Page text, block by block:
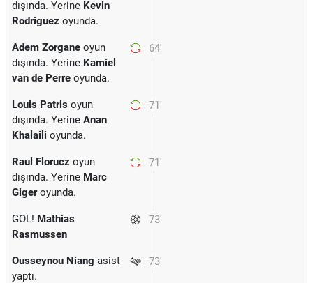
dışında. Yerine Kevin
Rodriguez oyunda.
64'
Adem Zorgane oyun
dışında. Yerine Kamiel
van de Perre oyunda.
71'
Louis Patris oyun
dışında. Yerine Anan
Khalaili oyunda.
71'
Raul Florucz oyun
dışında. Yerine Marc
Gigeroyunda.
73'
GOL! Mathias
Rasmussen
73'
Ousseynou Niang asist
yaptı.